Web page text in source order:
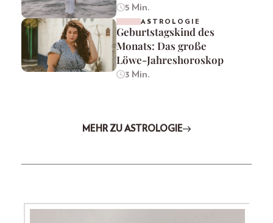
5 Min.
ASTROLOGIE
Geburtstagskind des
Monats: Das große
Löwe-Jahreshoroskop
3 Min.
MEHR ZU ASTROLOGIE